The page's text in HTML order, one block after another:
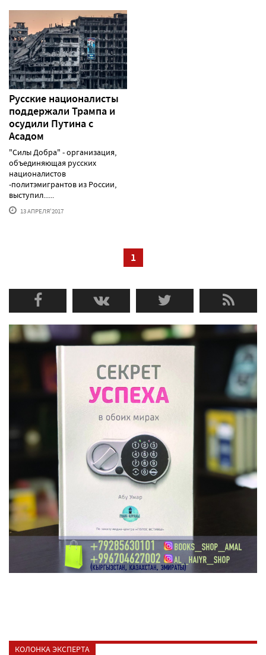
Русские националисты
поддержали Трампа и
осудили Путина с
Асадом
"Силы Добра" - организация,
объединяющая русских
националистов
-политэмигрантов из России,
выступил......
13 АПРЕЛЯ'2017
1
КОЛОНКА ЭКСПЕРТА